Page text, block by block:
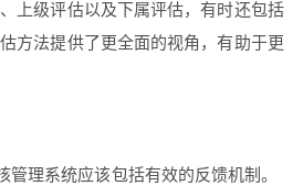
上级评估以及下属评估，有时还包括
方法提供了更全面的视角，有助于更
管理系统应该包括有效的反馈机制。